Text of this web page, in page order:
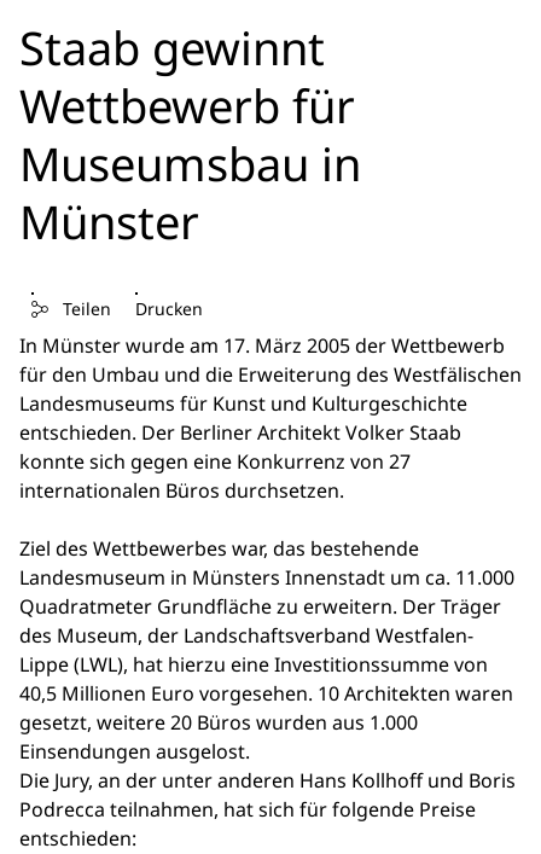
Staab gewinnt
Wettbewerb für
Museumsbau in
Münster
Teilen Drucken
In Münster wurde am 17. März 2005 der Wettbewerb
für den Umbau und die Erweiterung des Westfälischen
Landesmuseums für Kunst und Kulturgeschichte
entschieden. Der Berliner Architekt Volker Staab
konnte sich gegen eine Konkurrenz von 27
internationalen Büros durchsetzen.
Ziel des Wettbewerbes war, das bestehende
Landesmuseum in Münsters Innenstadt um ca. 11.000
Quadratmeter Grundfläche zu erweitern. Der Träger
des Museum, der Landschaftsverband Westfalen-
Lippe (LWL), hat hierzu eine Investitionssumme von
40,5 Millionen Euro vorgesehen. 10 Architekten waren
gesetzt, weitere 20 Büros wurden aus 1.000
Einsendungen ausgelost.
Die Jury, an der unter anderen Hans Kollhoff und Boris
Podrecca teilnahmen, hat sich für folgende Preise
entschieden: